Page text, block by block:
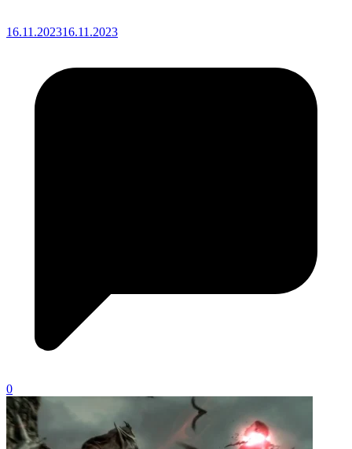
16.11.202316.11.2023
0